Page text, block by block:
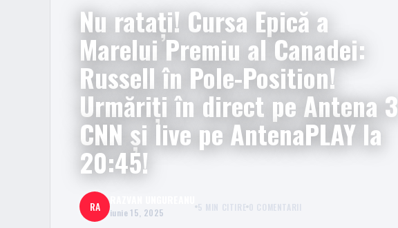
Nu ratați! Cursa Epică a
Marelui Premiu al Canadei:
Russell în Pole-Position!
Urmăriți în direct pe Antena 3
CNN și live pe AntenaPLAY la
20:45!
RA iunie 15, 2025 5 MIN CITIRE 0 COMENTARII